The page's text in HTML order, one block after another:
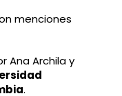
menciones
Ana Archila y
.